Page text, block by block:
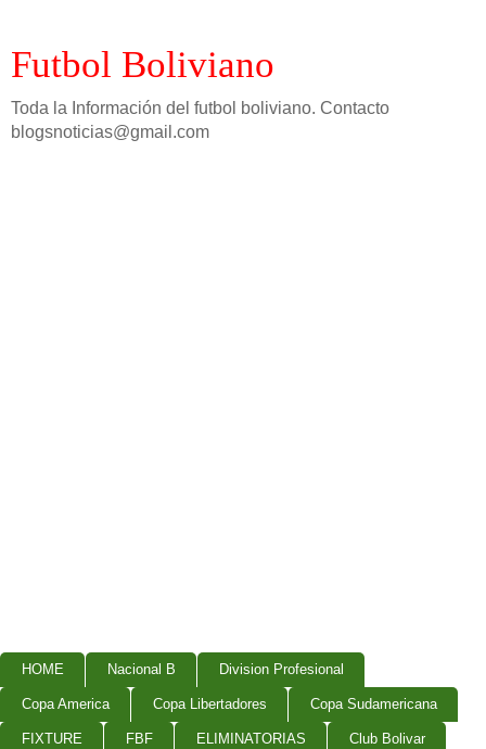
Futbol Boliviano
Toda la Información del futbol boliviano. Contacto
blogsnoticias@gmail.com
HOME Nacional B Division Profesional
Copa America Copa Libertadores Copa Sudamericana
FIXTURE FBF ELIMINATORIAS Club Bolivar